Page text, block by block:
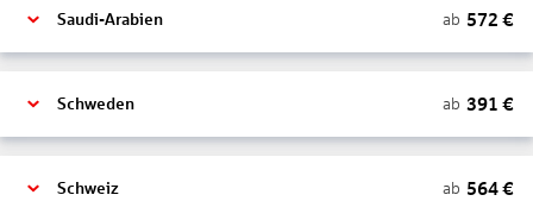
Saudi-Arabien ab 572 €
Schweden ab 391 €
Schweiz ab 564€